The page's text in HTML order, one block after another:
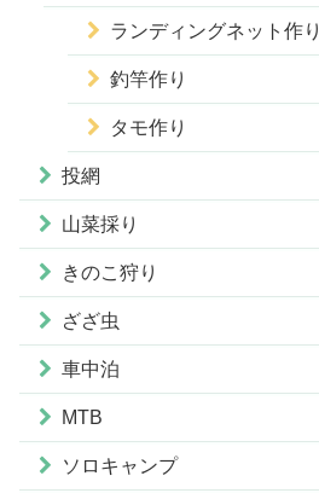
ランディングネット作り
釣竿作り
タモ作り
投網
山菜採り
きのこ狩り
ざざ虫
車中泊
MTB
ソロキャンプ